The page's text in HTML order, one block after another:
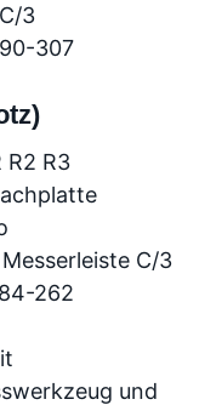
3
307
C/3
262
und